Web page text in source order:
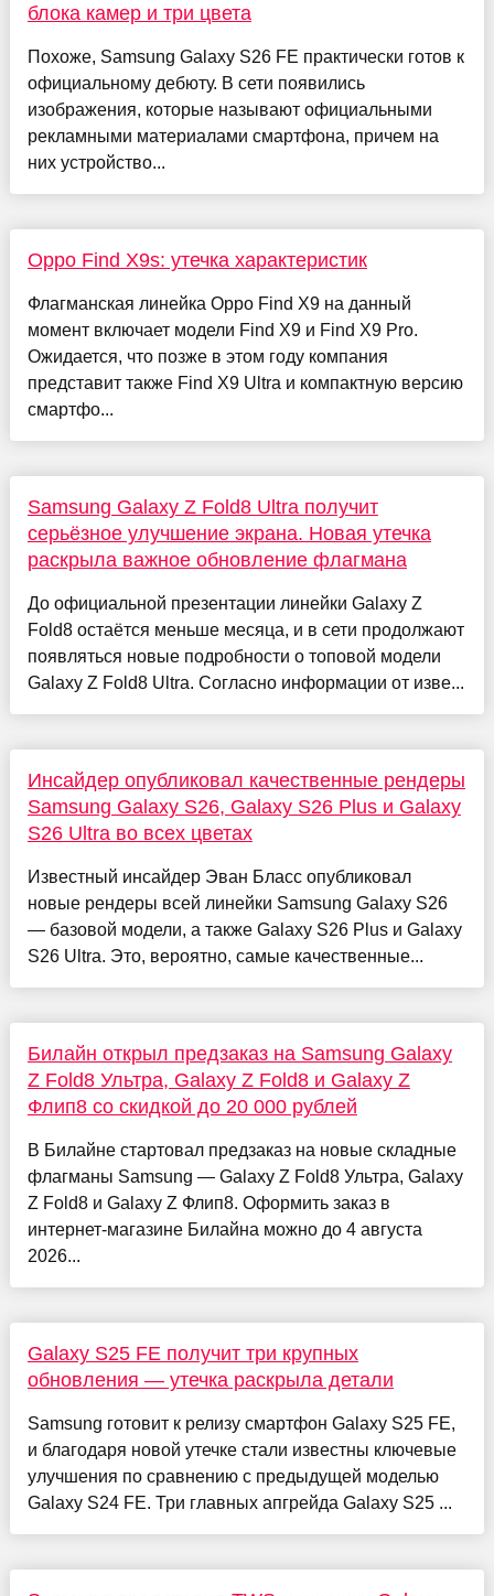
блока камер и три цвета
Похоже, Samsung Galaxy S26 FE практически готов к
официальному дебюту. В сети появились
изображения, которые называют официальными
рекламными материалами смартфона, причем на
них устройство...
Oppo Find X9s: утечка характеристик
Флагманская линейка Oppo Find X9 на данный
момент включает модели Find X9 и Find X9 Pro.
Ожидается, что позже в этом году компания
представит также Find X9 Ultra и компактную версию
смартфо...
Samsung Galaxy Z Fold8 Ultra получит
серьёзное улучшение экрана. Новая утечка
раскрыла важное обновление флагмана
До официальной презентации линейки Galaxy Z
Fold8 остаётся меньше месяца, и в сети продолжают
появляться новые подробности о топовой модели
Galaxy Z Fold8 Ultra. Согласно информации от изве...
Инсайдер опубликовал качественные рендеры
Samsung Galaxy S26, Galaxy S26 Plus и Galaxy
S26 Ultra во всех цветах
Известный инсайдер Эван Бласс опубликовал
новые рендеры всей линейки Samsung Galaxy S26
— базовой модели, а также Galaxy S26 Plus и Galaxy
S26 Ultra. Это, вероятно, самые качественные...
Билайн открыл предзаказ на Samsung Galaxy
Z Fold8 Ультра, Galaxy Z Fold8 и Galaxy Z
Флип8 со скидкой до 20 000 рублей
В Билайне стартовал предзаказ на новые складные
флагманы Samsung — Galaxy Z Fold8 Ультра, Galaxy
Z Fold8 и Galaxy Z Флип8. Оформить заказ в
интернет-магазине Билайна можно до 4 августа
2026...
Galaxy S25 FE получит три крупных
обновления — утечка раскрыла детали
Samsung готовит к релизу смартфон Galaxy S25 FE,
и благодаря новой утечке стали известны ключевые
улучшения по сравнению с предыдущей моделью
Galaxy S24 FE. Три главных апгрейда Galaxy S25 ...